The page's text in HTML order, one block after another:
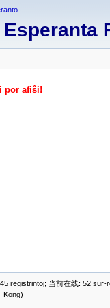
Esperanta
por afiŝi!
registrintoj; 当前在线: 52